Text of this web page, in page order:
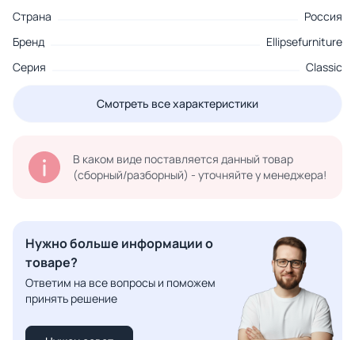
Страна
Россия
Бренд
Ellipsefurniture
Серия
Classic
Смотреть все характеристики
В каком виде поставляется данный товар
(сборный/разборный) - уточняйте у менеджера!
Нужно больше информации о
товаре?
Ответим на все вопросы и поможем
принять решение